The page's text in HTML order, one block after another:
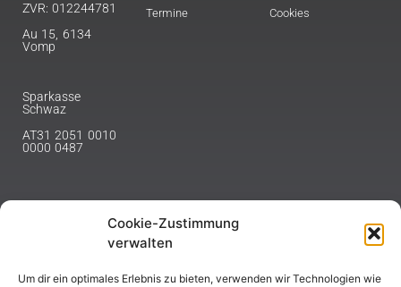
Cookie-Zustimmung
verwalten
Um dir ein optimales Erlebnis zu bieten, verwenden wir Technologien wie
ZVR: 012244781
Au 15, 6134
Vomp
Sparkasse
Schwaz
AT31 2051 0010
0000 0487
Termine
Cookies